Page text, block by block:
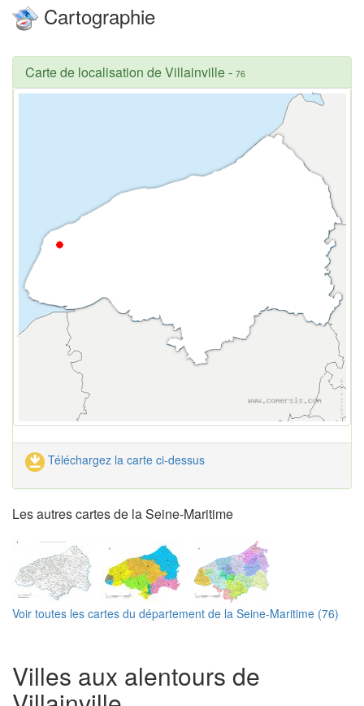
Cartographie
Carte de localisation de Villainville- 76
Téléchargez la carte ci-dessus
Les autres cartes de la Seine-Maritime
Voir toutes les cartes du département de la Seine-Maritime (76)
Villes aux alentours de